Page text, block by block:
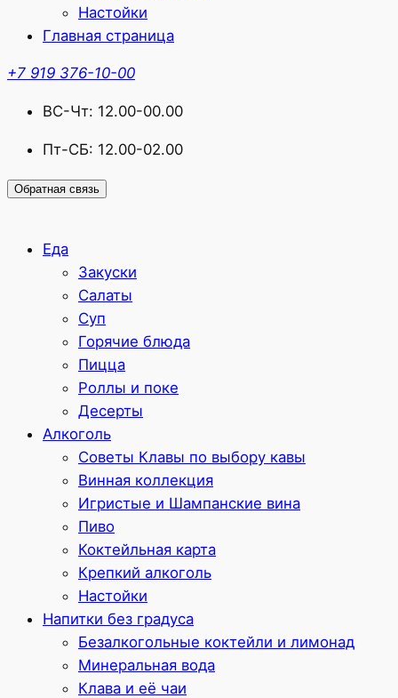
Настойки
Главная страница
+7 919 376-10-00
ВС-Чт: 12.00-00.00
Пт-СБ: 12.00-02.00
Обратная связь
Еда
Закуски
Салаты
Суп
Горячие блюда
Пицца
Роллы и поке
Десерты
Алкоголь
Советы Клавы по выбору кавы
Винная коллекция
Игристые и Шампанские вина
Пиво
Коктейльная карта
Крепкий алкоголь
Настойки
Напитки без градуса
Безалкогольные коктейли и лимонад
Минеральная вода
Клава и её чаи